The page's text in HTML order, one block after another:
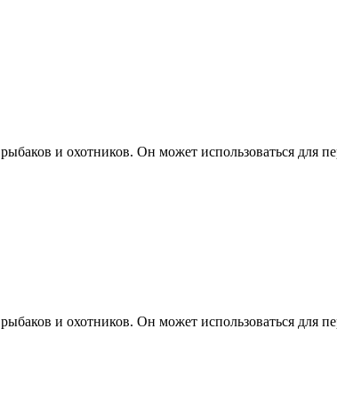
и охотников. Он может использоваться для
и охотников. Он может использоваться для